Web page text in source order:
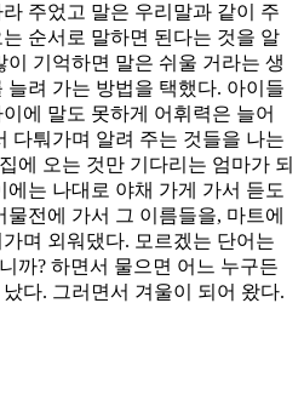
주었고 말은 우리말과 같이 주
순서로 말하면 된다는 것을 알
기억하면 말은 쉬울 거라는 생
려 가는 방법을 택했다. 아이들
에 말도 못하게 어휘력은 늘어
다퉈가며 알려 주는 것들을 나는
에 오는 것만 기다리는 엄마가 되
는 나대로 야채 가게 가서 듣도
전에 가서 그 이름들을, 마트에
며 외워댔다. 모르겠는 단어는
까? 하면서 물으면 어느 누구든
다. 그러면서 겨울이 되어 왔다.